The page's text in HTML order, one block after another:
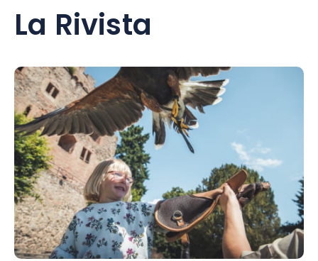
La Rivista